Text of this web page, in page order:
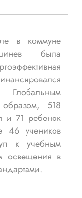
в коммуне
была
518
и 71 ребенок
46 учеников
к учебным
освещения в